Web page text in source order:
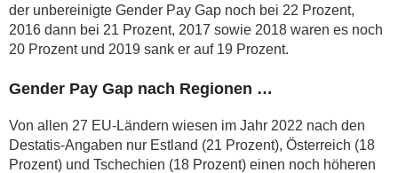
der unbereinigte Gender Pay Gap noch bei 22 Prozent,
2016 dann bei 21 Prozent, 2017 sowie 2018 waren es noch
20 Prozent und 2019 sank er auf 19 Prozent.
Gender Pay Gap nach Regionen …
Von allen 27 EU-Ländern wiesen im Jahr 2022 nach den
Destatis-Angaben nur Estland (21 Prozent), Österreich (18
Prozent) und Tschechien (18 Prozent) einen noch höheren